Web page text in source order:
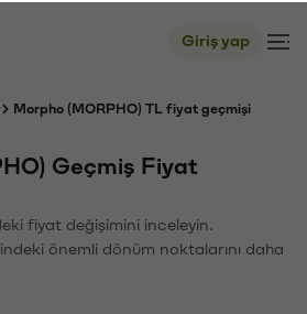
Giriş yap
Morpho (MORPHO) TL fiyat geçmişi
Geçmiş Fiyat
fiyat değişimini inceleyin.
önemli dönüm noktalarını daha